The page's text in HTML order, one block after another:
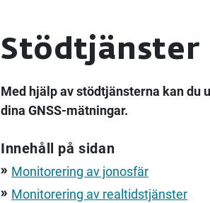
Stödtjänster
Med hjälp av stödtjänsterna kan du
dina GNSS-mätningar.
Innehåll på sidan
double_arrow Monitorering av jonosfär
double_arrow Monitorering av realtidstjänster